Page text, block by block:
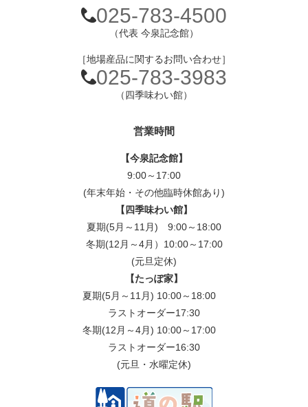
025-783-4500
（代表 今泉記念館）
［地場産品に関するお問い合わせ］
025-783-3983
（四季味わい館）
営業時間
【今泉記念館】
9:00～17:00
(年末年始・その他臨時休館あり)
【四季味わい館】
夏期(5月～11月) 9:00～18:00
冬期(12月～4月）10:00～17:00
(元旦定休)
【たっぽ家】
夏期(5月～11月) 10:00～18:00
ラストオーダー17:30
冬期(12月～4月) 10:00～17:00
ラストオーダー16:30
(元旦・水曜定休)